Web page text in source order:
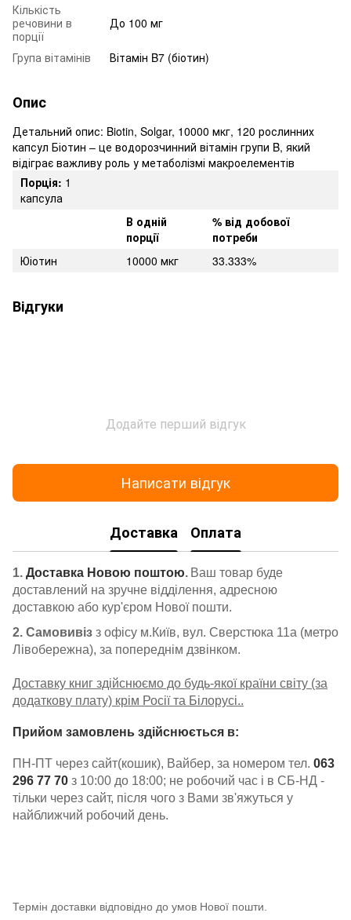
Кількість
речовини в
порції
До 100 мг
Група вітамінів Вітамін B7 (біотин)
Опис
Детальний опис: Biotin, Solgar, 10000 мкг, 120 рослинних
капсул Біотин – це водорозчинний вітамін групи B, який
відіграє важливу роль у метаболізмі макроелементів
Порція: 1
капсула
В одній
порції
% від добової
потреби
Юіотин
10000 мкг 33.333%
Відгуки
Додайте перший відгук
Написати відгук
Доставка Оплата
1. Доставка Новою поштою. Ваш товар буде
доставлений на зручне відділення, адресною
доставкою або кур'єром Нової пошти.
2. Самовивіз з офісу м.Київ, вул. Сверстюка 11а (метро
Лівобережна), за попереднім дзвінком.
Доставку книг здійснюємо до будь-якої країни світу (за
додаткову плату) крім Росії та Білорусі..
Прийом замовлень здійснюється в:
ПН-ПТ через сайт(кошик), Вайбер, за номером тел. 063
296 77 70 з 10:00 до 18:00; не робочий час і в СБ-НД -
тільки через сайт, після чого з Вами зв'яжуться у
найближчий робочий день.
Термін доставки відповідно до умов Нової пошти.